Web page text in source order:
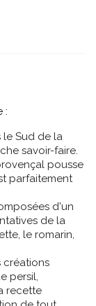
:
le Sud de la
savoir-faire.
pousse
parfaitement
d'un
de la
le romarin,
créations
persil,
recette